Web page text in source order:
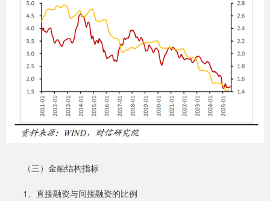
（三）金融结构指标
1、直接融资与间接融资的比例